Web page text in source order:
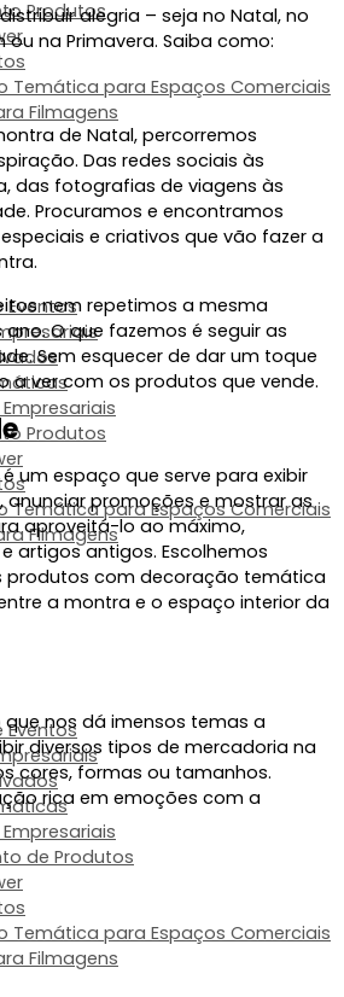
Produtos
Temática para Espaços Comerciais
Filmagens
Eventos
Produtos
Temática para Espaços Comerciais
Filmagens
de Produtos
Temática para Espaços Comerciais
Filmagens
alegria – seja no Natal, no
ou na Primavera. Saiba como:
de Natal, percorremos
Das redes sociais às
das fotografias de viagens às
Procuramos e encontramos
e criativos que vão fazer a
nem repetimos a mesma
O que fazemos é seguir as
Sem esquecer de dar um toque
a ver com os produtos que vende.
é um espaço que serve para exibir
anunciar promoções e mostrar as
aproveitá-lo ao máximo,
e artigos antigos. Escolhemos
produtos com decoração temática
a montra e o espaço interior da
quenos dá imensos temas a
diversos tipos de mercadoria na
cores, formas ou tamanhos.
rica em emoções com a